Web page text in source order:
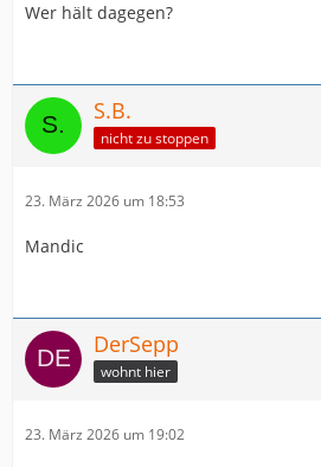
Wer hält dagegen?
S.B.
nicht zu stoppen
23. März 2026 um 18:53
Mandic
DerSepp
wohnt hier
23. März 2026 um 19:02